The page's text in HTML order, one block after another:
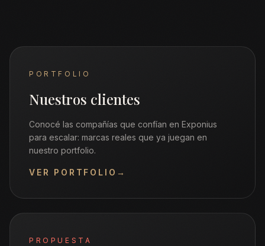
PORTFOLIO
Nuestros clientes
Conocé las compañías que confían en Exponius
para escalar: marcas reales que ya juegan en
nuestro portfolio.
VER PORTFOLIO →
PROPUESTA